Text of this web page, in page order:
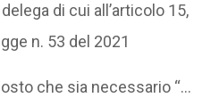
di cui all’articolo 15,
n. 53 del 2021
che sia necessario “…